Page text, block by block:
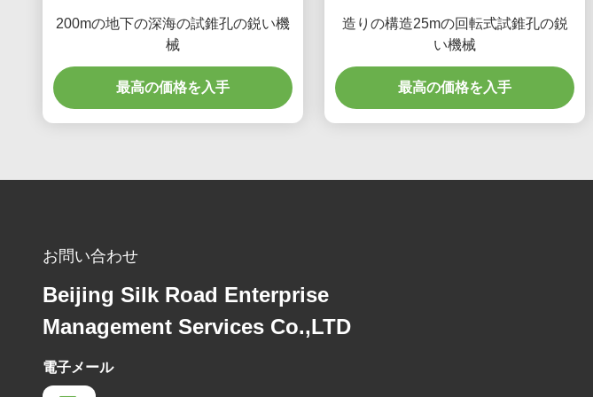
200mの地下の深海の試錐孔の鋭い機
械
最高の価格を入手
造りの構造25mの回転式試錐孔の鋭
い機械
最高の価格を入手
お問い合わせ
Beijing Silk Road Enterprise
Management Services Co.,LTD
電子メール